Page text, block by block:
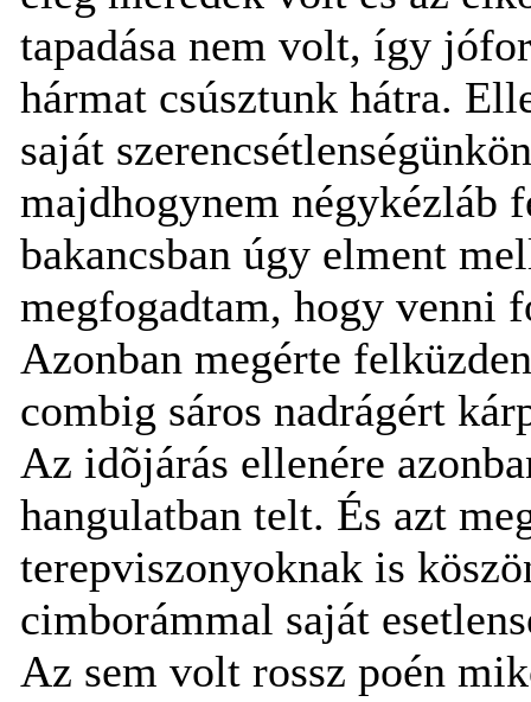
tapadása nem volt, így
hármat csúsztunk hátra.
saját
majdhogynem négykézláb
bakancsban úgy elment
megfogadtam, hogy venni
Azonban megérte
combig sáros nadrágért
Az idõjárás ellenére
hangulatban telt. És azt
terepviszonyoknak is
cimborámmal saját
Az sem volt rossz poén